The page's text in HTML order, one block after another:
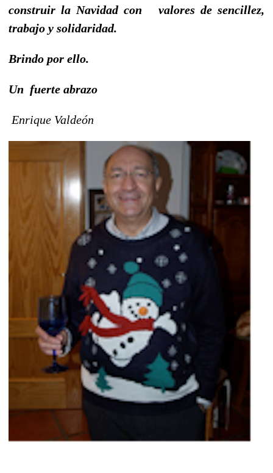
construir la Navidad con valores de sencillez,
trabajo y solidaridad.
Brindo por ello.
Un fuerte abrazo
Enrique Valdeón